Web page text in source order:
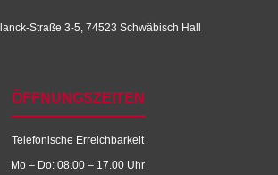
Straße 3-5, 74523 Schwäbisch Hall
ÖFFNUNGSZEITEN
Telefonische Erreichbarkeit
Mo – Do: 08.00 – 17.00 Uhr